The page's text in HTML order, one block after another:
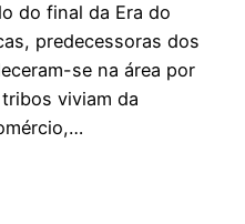
do final da Era do
predecessoras dos
se na área por
viviam da